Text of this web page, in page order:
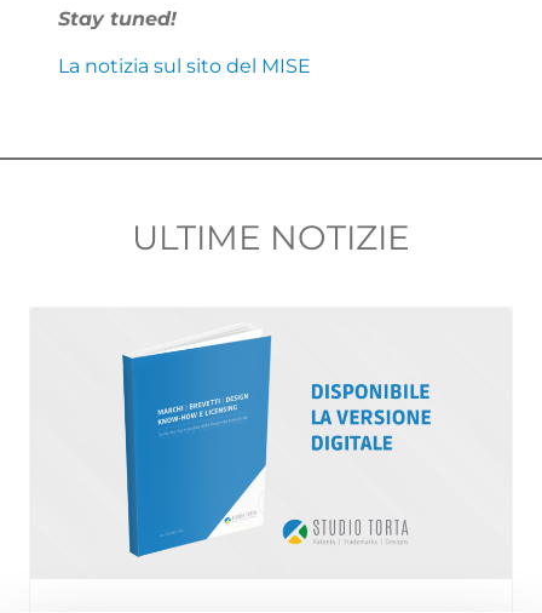
Stay tuned!
La notizia sul sito del MISE
ULTIME NOTIZIE